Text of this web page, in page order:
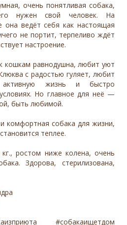
очень понятливая собака,
нужен свой человек. На
она ведёт себя как настоящая
не портит, терпеливо ждёт
настроение.
кошкам равнодушна, любит уют
с радостью гуляет, любит
активную жизнь и быстро
Но главное для неё —
быть любимой.
комфортная собака для жизни,
теплее.
ростом ниже колена, очень
Здорова, стерилизована,
#собакаищетдом